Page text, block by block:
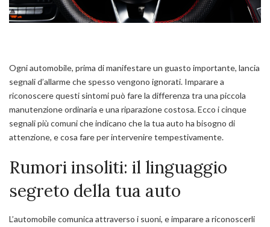
Ogni automobile, prima di manifestare un guasto importante, lancia
segnali d’allarme che spesso vengono ignorati. Imparare a
riconoscere questi sintomi può fare la differenza tra una piccola
manutenzione ordinaria e una riparazione costosa. Ecco i cinque
segnali più comuni che indicano che la tua auto ha bisogno di
attenzione, e cosa fare per intervenire tempestivamente.
Rumori insoliti: il linguaggio
segreto della tua auto
L’automobile comunica attraverso i suoni, e imparare a riconoscerli